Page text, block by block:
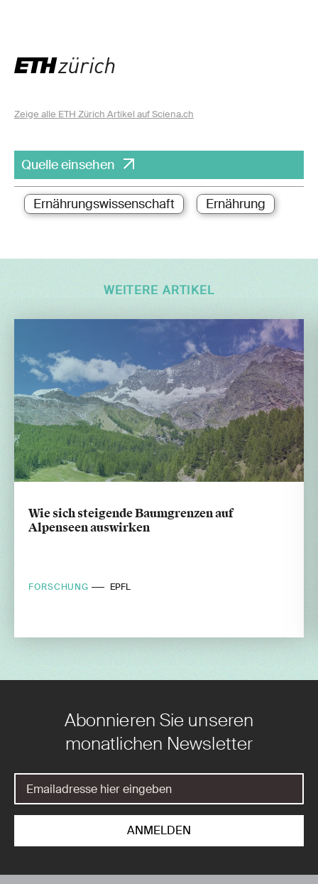
Zeige alle ETH Zürich Artikel auf Sciena.ch
Quelle einsehen
Ernährungswissenschaft Ernährung
WEITERE ARTIKEL
Wie sich steigende Baumgrenzen auf
Alpenseen auswirken
FORSCHUNG EPFL
Abonnieren Sie unseren
monatlichen Newsletter